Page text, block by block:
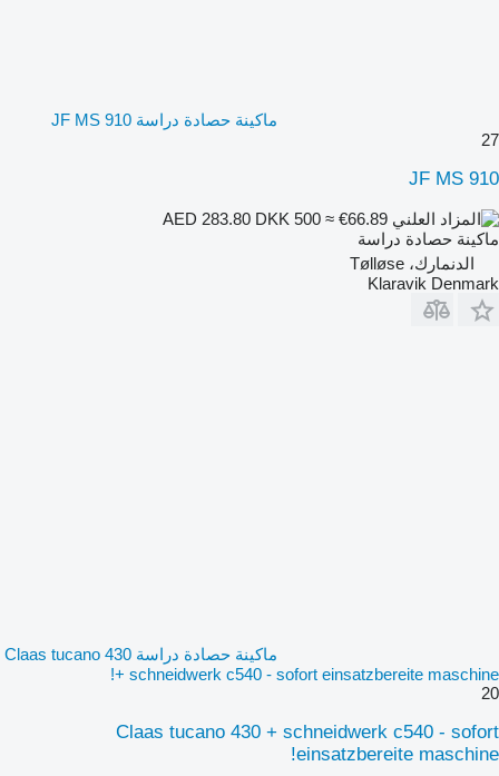
ماكينة حصادة دراسة JF MS 910
27
JF MS 910
DKK 500 ≈ €66.89
ماكينة حصادة دراسة
الدنمارك، Tølløse
Klaravik Denmark
ماكينة حصادة دراسة Claas tucano 430
+ schneidwerk c540 - sofort einsatzbereite maschine!
20
Claas tucano 430 + schneidwerk c540 - sofort
einsatzbereite maschine!